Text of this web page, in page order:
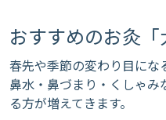
おすすめのお灸「
春先や季節の変わり目にな
鼻水・鼻づまり・くしゃ
る方が増えてきます。